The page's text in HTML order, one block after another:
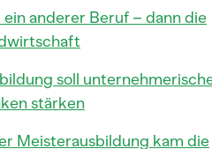
ein anderer Beruf – dann die
soll
stärken
Meisterausbildung kam die